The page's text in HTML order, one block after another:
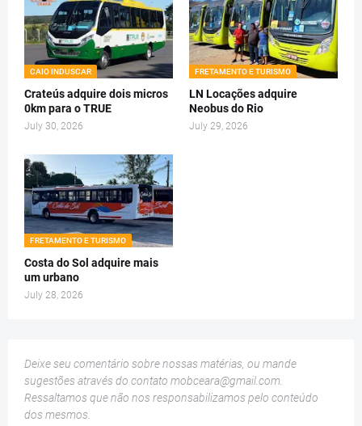
CAIO INDUSCAR
Crateús adquire dois micros
0km para o TRUE
July 30, 2026
FRETAMENTO E TURISMO
LN Locações adquire
Neobus do Rio
July 29, 2026
FRETAMENTO E TURISMO
Costa do Sol adquire mais
um urbano
July 28, 2026
Deixe seu comentário sobre nossas matérias, ou mande
sugestões através do contato mobceara@gmail.com
Ressaltamos que não nos responsabilizamos pelo conteúdo
dos mesmos.